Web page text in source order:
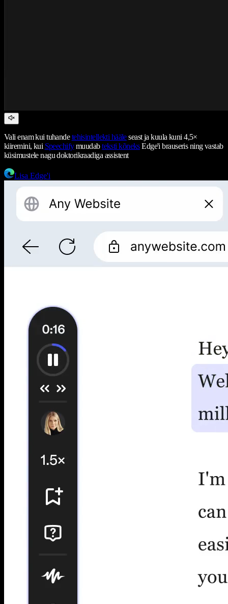
Vali enam kui tuhandetehisintellekti hääleseast ja kuula kuni 4,5×
kiiremini, kui Speechifymuudabteksti kõneksEdge'i brauseris ning vastab
küsimustele nagu doktorikraadiga assistent
Lisa Edge'i